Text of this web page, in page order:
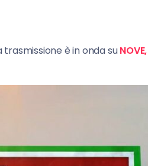
trasmissione è in onda suNOVE,